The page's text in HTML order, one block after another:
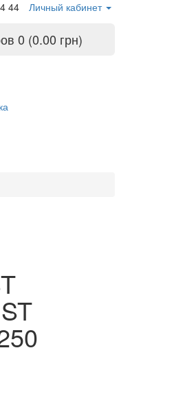
44 Личный кабинет
0 (0.00 грн)